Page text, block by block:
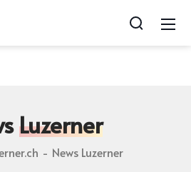
Luzerner
News Luzerner